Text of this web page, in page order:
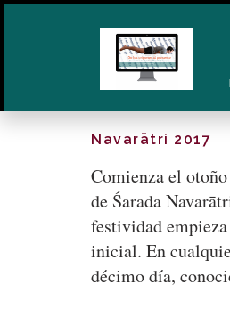
Navarātri 2017
Comienza el
de Śarada
festividad
inicial. En
décimo día,